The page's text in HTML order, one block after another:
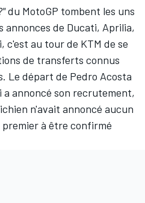
du MotoGP tombent les uns
annonces de Ducati, Aprilia,
c'est au tour de KTM de se
de transferts connus
Le départ de Pedro Acosta
a annoncé son recrutement,
n'avait annoncé aucun
à être confirmé